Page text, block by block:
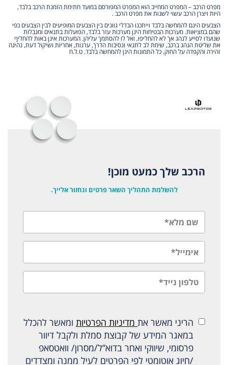
מפרט הרכב – המפרט המחייב הוא המפרט המפורסם במועד חתימת הזמנת הרכב בלבד,
היות ויצרן הרכב עשוי לשנות את מפרט הרכב .
הצבעים הינם להמחשה בלבד וייתכנו הבדלי גוונים בין הצבעים המופיעים לבין הצבעים כפי
שהם במציאות. מערכות הבטיחות הינן מערכות עזר בלבד, הפועלות בתנאים ומגבלות
שנועדו לסייע לנהג אך לא להחליפו, ואל לו להסתמך עליהן. המערכות אינן באות להחליף
את שליטת הנהג ברכב, שימת לב לתנאי ונסיבות הדרך, ערנות, אחריות ושיקול דעת, נהיגה
זהירה והקפדה על החוק. כל התמונות הינן להמחשה בלבד. ט.ל.ח
הרכב שלך כמעט מוכן!
להשלמת התהליך השאר פרטים ונחזור אלייך.
הריני מאשר את מדיניות הפרטיות ומאשר להכלל
במאגר המידע של קבוצת סמלת ולקבל דיוור
פרסומי, שיווקי ואחר בדוא”ל/מסרון/ וואטסאפ
/חיוג אוטומטי לפי הפרטים לעיל ממנה ומצדדים